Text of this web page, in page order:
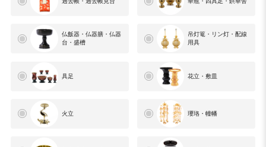
仏飯器・仏器膳・仏器
台・盛槽
吊灯篭・リン灯・配線
用具
具足 花立・敷皿
火立 瓔珞・幢幡